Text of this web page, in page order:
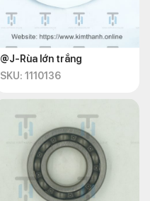
@J-Rùa lớn trắng
SKU: 1110136